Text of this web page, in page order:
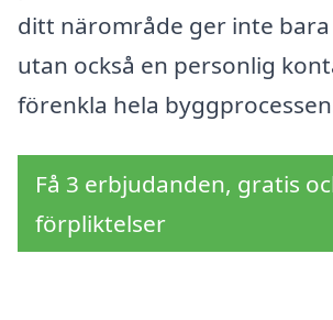
ditt närområde ger inte
utan också en personlig
förenkla hela
Få 3 erbjudanden, gratis
förpliktelser